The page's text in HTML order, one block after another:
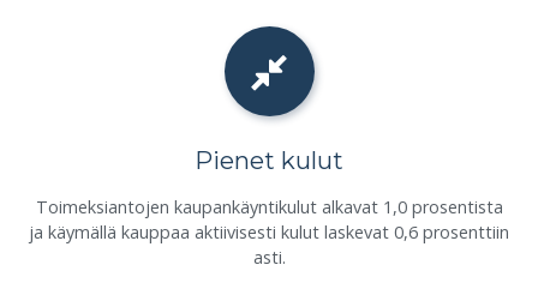
Pienet kulut
Toimeksiantojen kaupankäyntikulut alkavat 1,0 prosentista
ja käymällä kauppaa aktiivisesti kulut laskevat 0,6 prosenttiin
asti.